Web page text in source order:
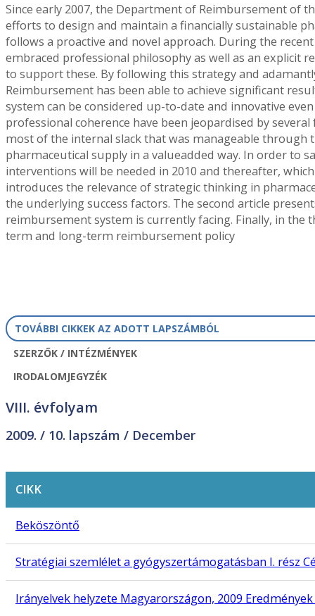
Since early 2007, the Department of Reimbursement of
efforts to design and maintain a financially sustainable
follows a proactive and novel approach. During the
embraced professional philosophy as well as an
to support these. By following this strategy and
Reimbursement has been able to achieve significant
system can be considered up-to-date and innovative
professional coherence have been jeopardised by
most of the internal slack that was manageable
pharmaceutical supply in a valueadded way. In order to
interventions will be needed in 2010 and thereafter,
introduces the relevance of strategic thinking in
the underlying success factors. The second article
reimbursement system is currently facing. Finally, in
term and long-term reimbursement policy
TOVÁBBI CIKKEK AZ ADOTT LAPSZÁMBÓL
SZERZŐK / INTÉZMÉNYEK
IRODALOMJEGYZÉK
VIII. évfolyam
2009. / 10. lapszám / December
CIKK
Beköszöntő
Stratégiai szemlélet a gyógyszertámogatásban I. rész
Irányelvek helyzete Magyarországon, 2009